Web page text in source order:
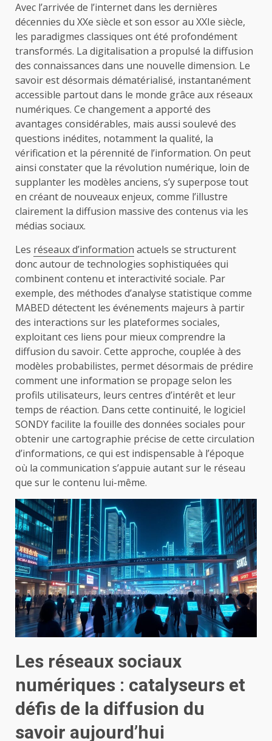
Avec l’arrivée de l’internet dans les dernières
décennies du XXe siècle et son essor au XXIe siècle,
les paradigmes classiques ont été profondément
transformés. La digitalisation a propulsé la diffusion
des connaissances dans une nouvelle dimension. Le
savoir est désormais dématérialisé, instantanément
accessible partout dans le monde grâce aux réseaux
numériques. Ce changement a apporté des
avantages considérables, mais aussi soulevé des
questions inédites, notamment la qualité, la
vérification et la pérennité de l’information. On peut
ainsi constater que la révolution numérique, loin de
supplanter les modèles anciens, s’y superpose tout
en créant de nouveaux enjeux, comme l’illustre
clairement la diffusion massive des contenus via les
médias sociaux.
Les réseaux d’information actuels se structurent
donc autour de technologies sophistiquées qui
combinent contenu et interactivité sociale. Par
exemple, des méthodes d’analyse statistique comme
MABED détectent les événements majeurs à partir
des interactions sur les plateformes sociales,
exploitant ces liens pour mieux comprendre la
diffusion du savoir. Cette approche, couplée à des
modèles probabilistes, permet désormais de prédire
comment une information se propage selon les
profils utilisateurs, leurs centres d’intérêt et leur
temps de réaction. Dans cette continuité, le logiciel
SONDY facilite la fouille des données sociales pour
obtenir une cartographie précise de cette circulation
d’informations, ce qui est indispensable à l’époque
où la communication s’appuie autant sur le réseau
que sur le contenu lui-même.
Les réseaux sociaux
numériques : catalyseurs et
défis de la diffusion du
savoir aujourd’hui